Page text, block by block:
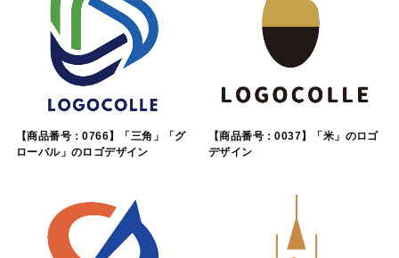
【商品番号：0766】「三角」「グ
ローバル」のロゴデザイン
【商品番号：0037】「米」のロゴ
デザイン